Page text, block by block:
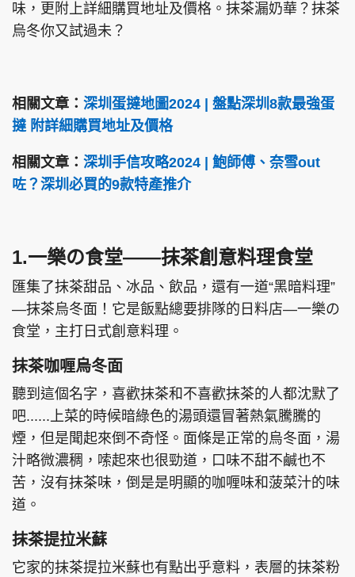
味，更附上詳細購買地址及價格。抹茶漏奶華？抹茶
烏冬你又試過未？
相關文章： 深圳蛋撻地圖2024 | 盤點深圳8款最強蛋
撻 附詳細購買地址及價格
相關文章： 深圳手信攻略2024 | 鮑師傅、奈雪out
咗？深圳必買的9款特產推介
1.一樂の食堂——抹茶創意料理食堂
匯集了抹茶甜品、冰品、飲品，還有一道“黑暗料理”
—抹茶烏冬面！它是飯點總要排隊的日料店—一樂の
食堂，主打日式創意料理。
抹茶咖喱烏冬面
聽到這個名字，喜歡抹茶和不喜歡抹茶的人都沈默了
吧......上菜的時候暗綠色的湯頭還冒著熱氣騰騰的
煙，但是聞起來倒不奇怪。面條是正常的烏冬面，湯
汁略微濃稠，嗦起來也很勁道，口味不甜不鹹也不
苦，沒有抹茶味，倒是是明顯的咖喱味和菠菜汁的味
道。
抹茶提拉米蘇
它家的抹茶提拉米蘇也有點出乎意料，表層的抹茶粉